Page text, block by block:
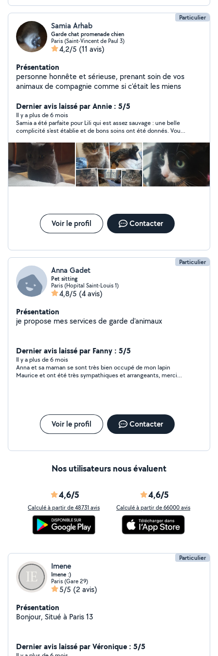
Particulier
Samia Arhab
Garde chat promenade chien
Paris (Saint-Vincent de Paul 3)
4,2/5 (11 avis)
Présentation
personne honnête et sérieuse, prenant soin de vos
animaux de compagnie comme si c'était les miens
Dernier avis laissé par Annie : 5/5
Il y a plus de 6 mois
Samia a été parfaite pour Lili qui est assez sauvage : une belle
complicité s'est établie et de bons soins ont été donnés. Vous
Voir le profil Contacter
Particulier
Anna Gadet
Pet sitting
Paris (Hopital Saint-Louis 1)
4,8/5 (4 avis)
Présentation
je propose mes services de garde d'animaux
Dernier avis laissé par Fanny : 5/5
Il y a plus de 6 mois
Anna et sa maman se sont très bien occupé de mon lapin
Maurice et ont été très sympathiques et arrangeants, merci
Voir le profil Contacter
Nos utilisateurs nous évaluent
4,6/5
Calculé à partir de 48731 avis
4,6/5
Calculé à partir de 66000 avis
Particulier
Imene
Imene :)
Paris (Gare 29)
5/5 (2 avis)
Présentation
Bonjour, Situé à Paris 13
Dernier avis laissé par Véronique : 5/5